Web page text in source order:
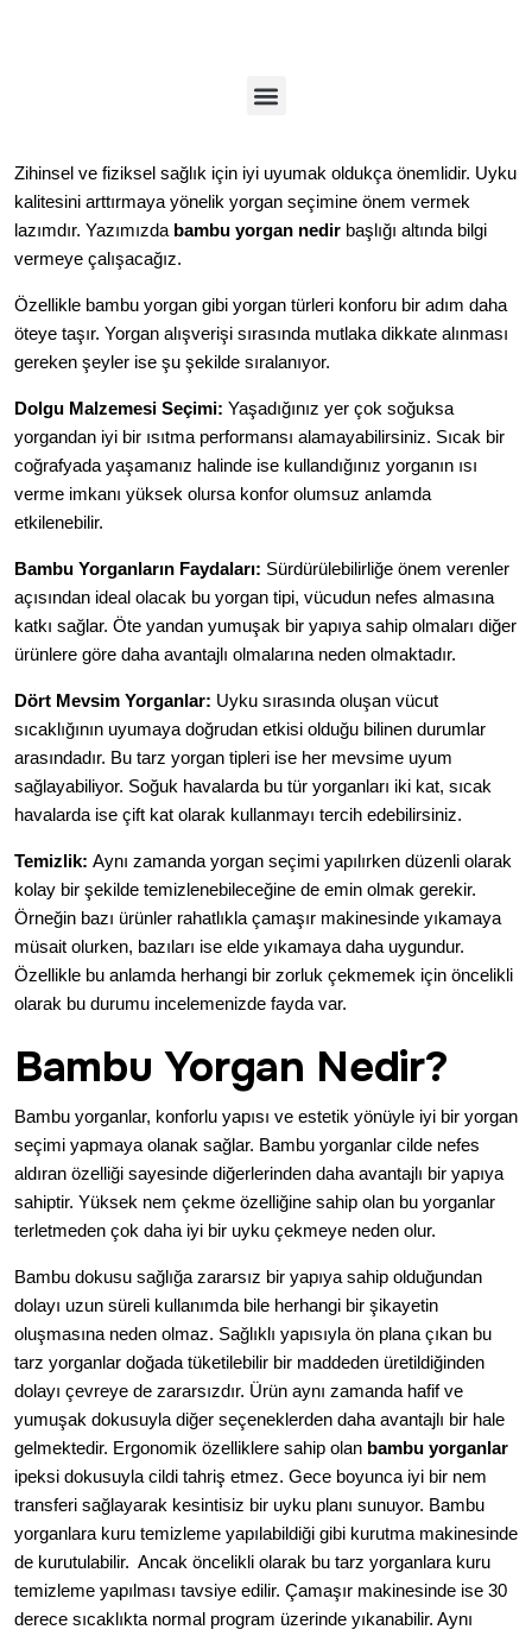
Zihinsel ve fiziksel sağlık için iyi uyumak oldukça önemlidir. Uyku
kalitesini arttırmaya yönelik yorgan seçimine önem vermek
lazımdır. Yazımızda bambu yorgan nedir başlığı altında bilgi
vermeye çalışacağız.
Özellikle bambu yorgan gibi yorgan türleri konforu bir adım daha
öteye taşır. Yorgan alışverişi sırasında mutlaka dikkate alınması
gereken şeyler ise şu şekilde sıralanıyor.
Dolgu Malzemesi Seçimi: Yaşadığınız yer çok soğuksa
yorgandan iyi bir ısıtma performansı alamayabilirsiniz. Sıcak bir
coğrafyada yaşamanız halinde ise kullandığınız yorganın ısı
verme imkanı yüksek olursa konfor olumsuz anlamda
etkilenebilir.
Bambu Yorganların Faydaları: Sürdürülebilirliğe önem verenler
açısından ideal olacak bu yorgan tipi, vücudun nefes almasına
katkı sağlar. Öte yandan yumuşak bir yapıya sahip olmaları diğer
ürünlere göre daha avantajlı olmalarına neden olmaktadır.
Dört Mevsim Yorganlar: Uyku sırasında oluşan vücut
sıcaklığının uyumaya doğrudan etkisi olduğu bilinen durumlar
arasındadır. Bu tarz yorgan tipleri ise her mevsime uyum
sağlayabiliyor. Soğuk havalarda bu tür yorganları iki kat, sıcak
havalarda ise çift kat olarak kullanmayı tercih edebilirsiniz.
Temizlik: Aynı zamanda yorgan seçimi yapılırken düzenli olarak
kolay bir şekilde temizlenebileceğine de emin olmak gerekir.
Örneğin bazı ürünler rahatlıkla çamaşır makinesinde yıkamaya
müsait olurken, bazıları ise elde yıkamaya daha uygundur.
Özellikle bu anlamda herhangi bir zorluk çekmemek için öncelikli
olarak bu durumu incelemenizde fayda var.
Bambu Yorgan Nedir?
Bambu yorganlar, konforlu yapısı ve estetik yönüyle iyi bir yorgan
seçimi yapmaya olanak sağlar. Bambu yorganlar cilde nefes
aldıran özelliği sayesinde diğerlerinden daha avantajlı bir yapıya
sahiptir. Yüksek nem çekme özelliğine sahip olan bu yorganlar
terletmeden çok daha iyi bir uyku çekmeye neden olur.
Bambu dokusu sağlığa zararsız bir yapıya sahip olduğundan
dolayı uzun süreli kullanımda bile herhangi bir şikayetin
oluşmasına neden olmaz. Sağlıklı yapısıyla ön plana çıkan bu
tarz yorganlar doğada tüketilebilir bir maddeden üretildiğinden
dolayı çevreye de zararsızdır. Ürün aynı zamanda hafif ve
yumuşak dokusuyla diğer seçeneklerden daha avantajlı bir hale
gelmektedir. Ergonomik özelliklere sahip olan bambu yorganlar
ipeksi dokusuyla cildi tahriş etmez. Gece boyunca iyi bir nem
transferi sağlayarak kesintisiz bir uyku planı sunuyor. Bambu
yorganlara kuru temizleme yapılabildiği gibi kurutma makinesinde
de kurutulabilir. Ancak öncelikli olarak bu tarz yorganlara kuru
temizleme yapılması tavsiye edilir. Çamaşır makinesinde ise 30
derece sıcaklıkta normal program üzerinde yıkanabilir. Aynı